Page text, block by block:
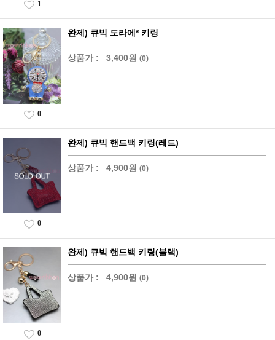
1
완제) 큐빅 도라에* 키링
상품가 : 3,400원 (0)
0
완제) 큐빅 핸드백 키링(레드)
상품가 : 4,900원 (0)
0
완제) 큐빅 핸드백 키링(블랙)
상품가 : 4,900원 (0)
0